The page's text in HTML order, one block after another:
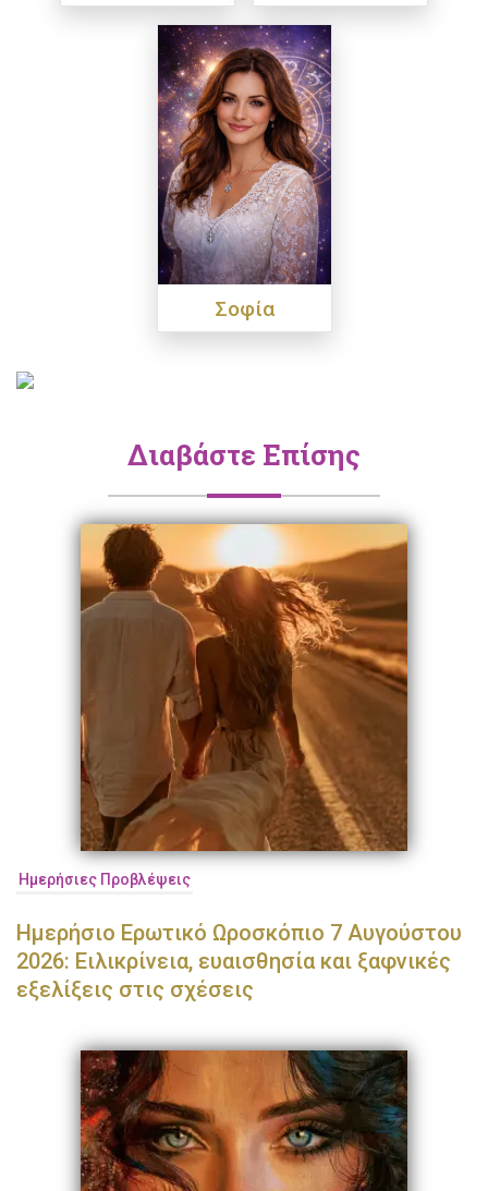
Σοφία
Διαβάστε Επίσης
Ημερήσιες Προβλέψεις
Ημερήσιο Ερωτικό Ωροσκόπιο 7 Αυγούστου
2026: Ειλικρίνεια, ευαισθησία και ξαφνικές
εξελίξεις στις σχέσεις